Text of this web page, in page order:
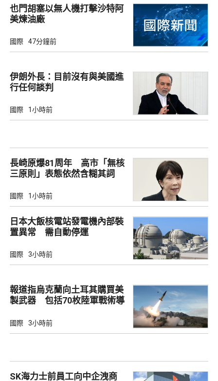
也門胡塞以無人機打擊沙特阿
美煉油廠
國際 47分鐘前
伊朗外長：目前沒有與美國進
行任何談判
國際 1小時前
長崎原爆81周年 高市「無核
三原則」表態依然含糊其詞
國際 1小時前
日本大飯核電站發電機內部裝
置異常 需自動停運
國際 3小時前
報道指烏克蘭向土耳其購買美
製武器 包括70枚陸軍戰術導
國際 3小時前
SK海力士前員工向中企洩商